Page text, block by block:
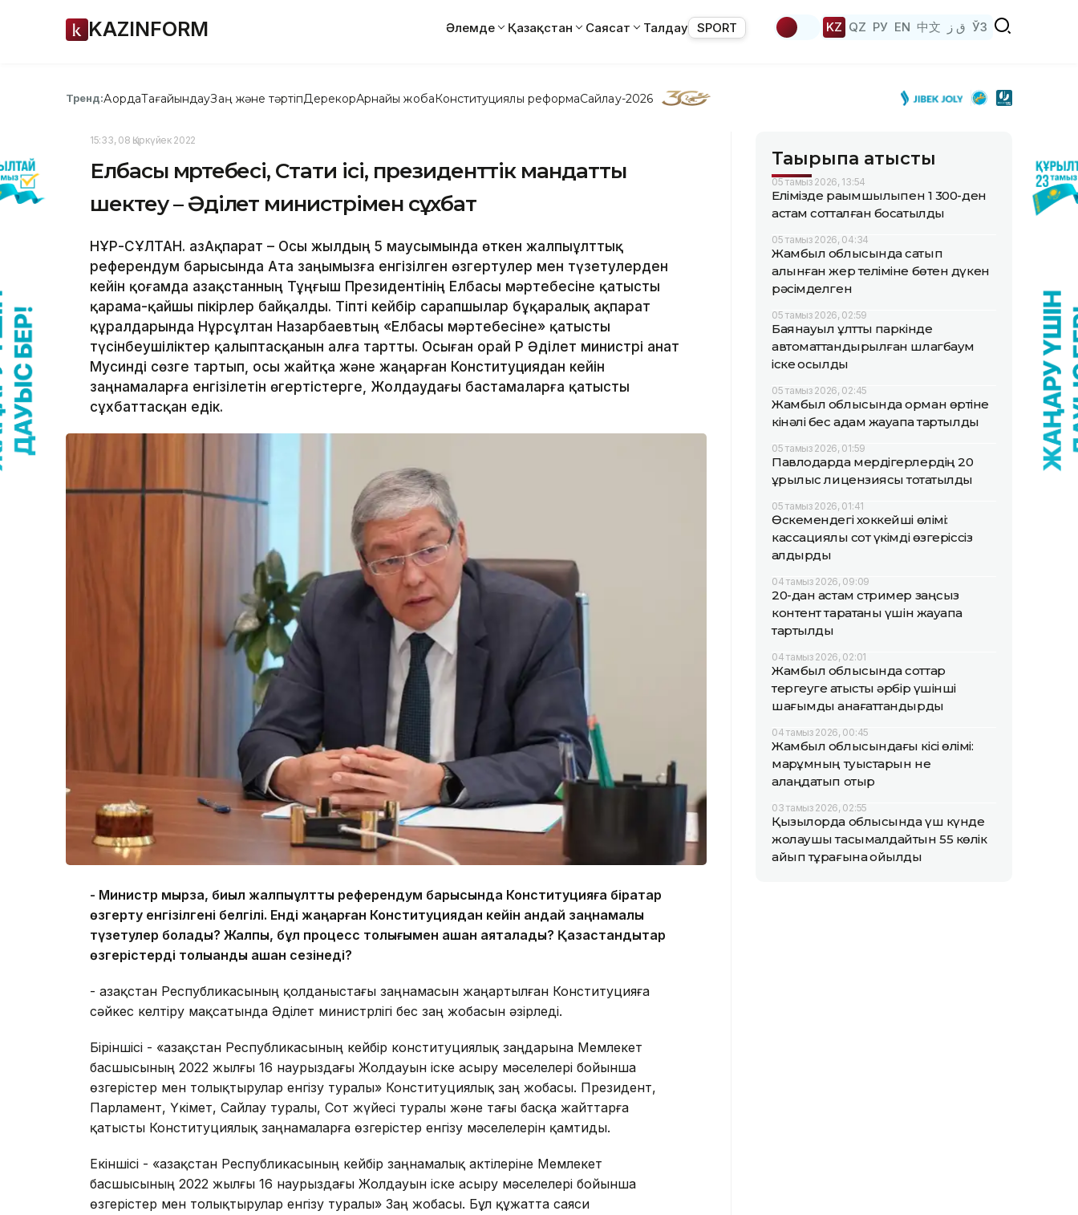
KAZINFORM Әлемде Қазақстан Саясат Талдау SPORT KZ QZ РУ EN 中文 ق ز ЎЗ
Тренд:АқордаТағайындауЗаң және тәртіпДерекқорАрнайы жобаКонституциялық реформаСайлау-2026
15:33, 08 Қыркүйек 2022
Елбасы мәртебесі, Стати ісі, президенттік мандатты
шектеу – Әділет министрімен сұхбат
НҰР-СҰЛТАН. ҚазАқпарат – Осы жылдың 5 маусымында өткен жалпыұлттық
референдум барысында Ата заңымызға енгізілген өзгертулер мен түзетулерден
кейін қоғамда Қазақстанның Тұңғыш Президентінің Елбасы мәртебесіне қатысты
қарама-қайшы пікірлер байқалды. Тіпті кейбір сарапшылар бұқаралық ақпарат
құралдарында Нұрсұлтан Назарбаевтың «Елбасы мәртебесіне» қатысты
түсінбеушіліктер қалыптасқанын алға тартты. Осыған орай ҚР Әділет министрі Қанат
Мусинді сөзге тартып, осы жайтқа және жаңарған Конституциядан кейін
заңнамаларға енгізілетін өгертістерге, Жолдаудағы бастамаларға қатысты
сұхбаттасқан едік.
- Министр мырза, биыл жалпыұлттық референдум барысында Конституцияға бірқатар
өзгерту енгізілгені белгілі. Енді жаңарған Конституциядан кейін қандай заңнамалық
түзетулер болады? Жалпы, бұл процесс толығымен қашан аяқталады? Қазақстандықтар
өзгерістерді толыққанды қашан сезінеді?
- Қазақстан Республикасының қолданыстағы заңнамасын жаңартылған Конституцияға
сәйкес келтіру мақсатында Әділет министрлігі бес заң жобасын әзірледі.
Біріншісі - «Қазақстан Республикасының кейбір конституциялық заңдарына Мемлекет
басшысының 2022 жылғы 16 наурыздағы Жолдауын іске асыру мәселелері бойынша
өзгерістер мен толықтырулар енгізу туралы» Конституциялық заң жобасы. Президент,
Парламент, Үкімет, Сайлау туралы, Сот жүйесі туралы және тағы басқа жайттарға
қатысты Конституциялық заңнамаларға өзгерістер енгізу мәселелерін қамтиды.
Екіншісі - «Қазақстан Республикасының кейбір заңнамалық актілеріне Мемлекет
басшысының 2022 жылғы 16 наурыздағы Жолдауын іске асыру мәселелері бойынша
өзгерістер мен толықтырулар енгізу туралы» Заң жобасы. Бұл құжатта саяси
Тақырыпқа қатысты
05 тамыз 2026, 13:54
Елімізде рақымшылықпен 1 300-ден
астам сотталған босатылды
05 тамыз 2026, 04:34
Жамбыл облысында сатып
алынған жер теліміне бөтен дүкен
рәсімделген
05 тамыз 2026, 02:59
Баянауыл ұлттық паркінде
автоматтандырылған шлагбаум
іске қосылды
05 тамыз 2026, 02:45
Жамбыл облысында орман өртіне
кінәлі бес адам жауапқа тартылды
05 тамыз 2026, 01:59
Павлодарда мердігерлердің 20
құрылыс лицензиясы тоқтатылды
05 тамыз 2026, 01:41
Өскемендегі хоккейші өлімі:
кассациялық сот үкімді өзгеріссіз
қалдырды
04 тамыз 2026, 09:09
20-дан астам стример заңсыз
контент таратқаны үшін жауапқа
тартылды
04 тамыз 2026, 02:01
Жамбыл облысында соттар
тергеуге қатысты әрбір үшінші
шағымды қанағаттандырды
04 тамыз 2026, 00:45
Жамбыл облысындағы кісі өлімі:
марқұмның туыстарын не
алаңдатып отыр
03 тамыз 2026, 02:55
Қызылорда облысында үш күнде
жолаушы тасымалдайтын 55 көлік
айып тұрағына қойылды